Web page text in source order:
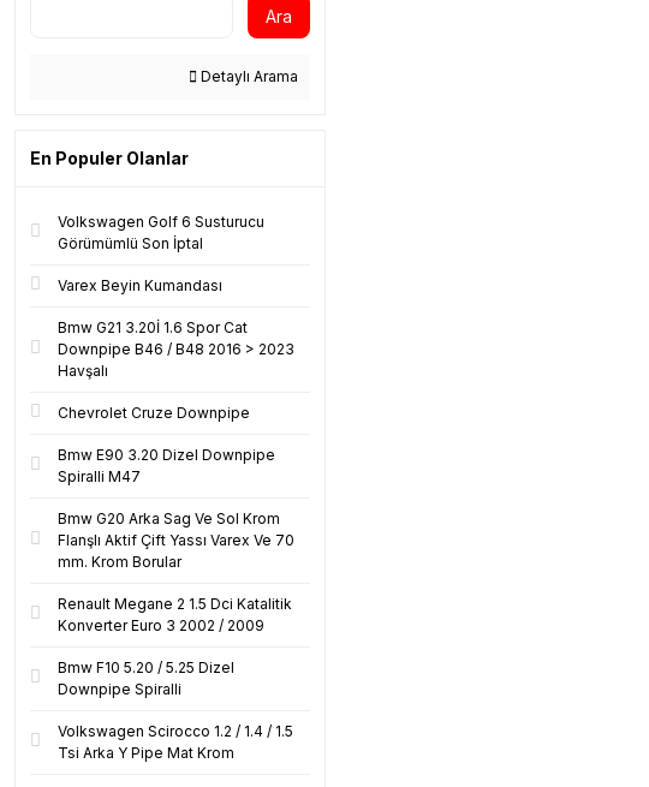
Ara
Detaylı Arama
En Populer Olanlar
Volkswagen Golf 6 Susturucu
Görümümlü Son İptal
Varex Beyin Kumandası
Bmw G21 3.20İ 1.6 Spor Cat
Downpipe B46 / B48 2016 > 2023
Havşalı
Chevrolet Cruze Downpipe
Bmw E90 3.20 Dizel Downpipe
Spiralli M47
Bmw G20 Arka Sag Ve Sol Krom
Flanşlı Aktif Çift Yassı Varex Ve 70
mm. Krom Borular
Renault Megane 2 1.5 Dci Katalitik
Konverter Euro 3 2002 / 2009
Bmw F10 5.20 / 5.25 Dizel
Downpipe Spiralli
Volkswagen Scirocco 1.2 / 1.4 / 1.5
Tsi Arka Y Pipe Mat Krom